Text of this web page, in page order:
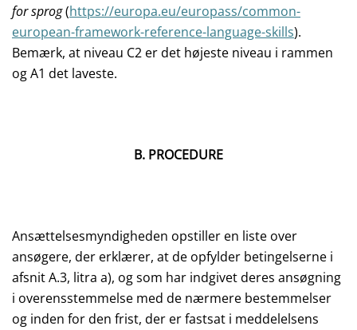
for sprog(https://europa.eu/europass/common-
european-framework-reference-language-skills).
Bemærk, at niveau C2 er det højeste niveau i rammen
og A1 det laveste.
B. PROCEDURE
Ansættelsesmyndigheden opstiller en liste over
ansøgere, der erklærer, at de opfylder betingelserne i
afsnit A.3, litra a), og som har indgivet deres ansøgning
i overensstemmelse med de nærmere bestemmelser
og inden for den frist, der er fastsat i meddelelsens